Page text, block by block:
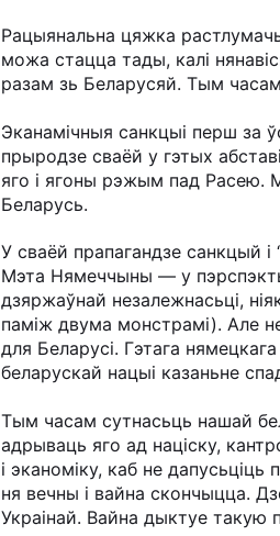
Рацыянальна цяжка
можа стацца тады, калі
разам зь Беларусяй. Тым
Эканамічныя санкцыі перш за
прыродзе сваёй у гэтых
яго і ягоны рэжым пад Расею.
Беларусь.
У сваёй прапагандзе санкцый
Мэта Нямеччыны — у
дзяржаўнай незалежнасьці,
паміж двума монстрамі). Але
для Беларусі. Гэтага
беларускай нацыі казаньне
Тым часам сутнасьць нашай
адрываць яго ад націску,
і эканоміку, каб не
ня вечны і вайна скончыцца.
Украінай. Вайна дыктуе такую